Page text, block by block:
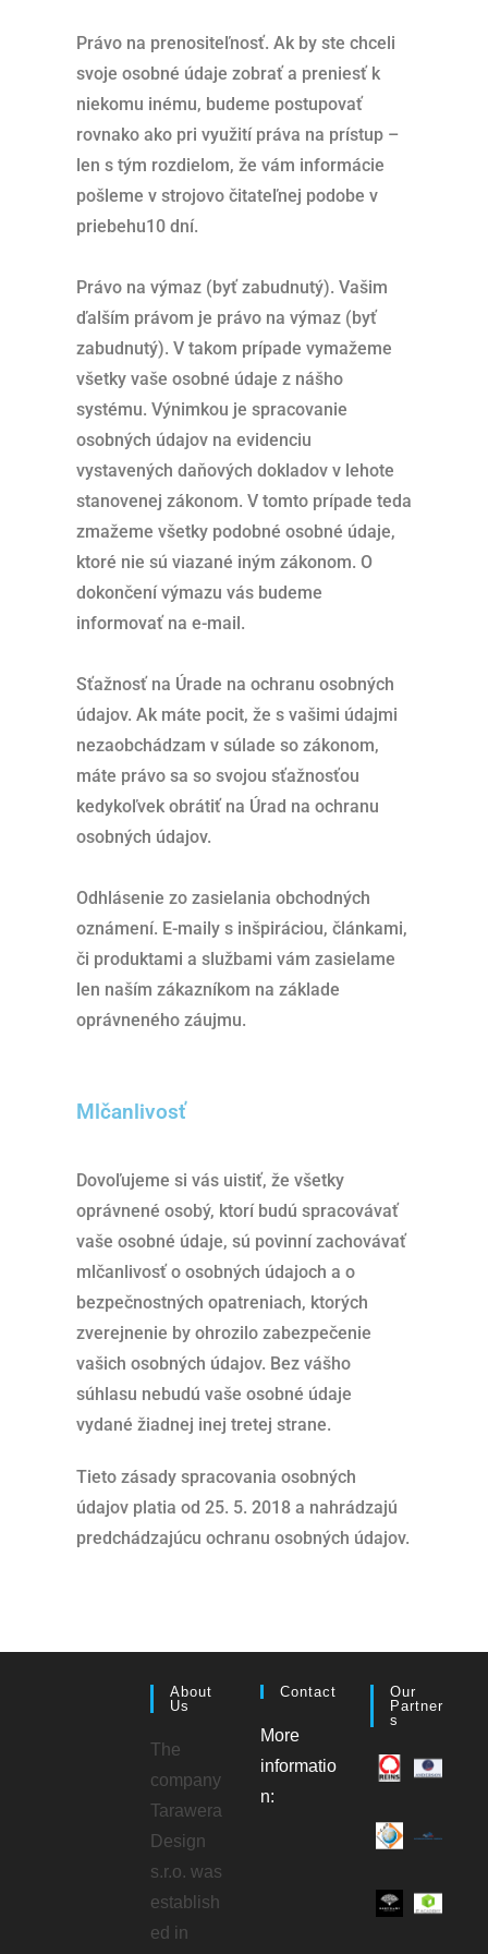
Právo na prenositeľnosť. Ak by ste chceli
svoje osobné údaje zobrať a preniesť k
niekomu inému, budeme postupovať
rovnako ako pri využití práva na prístup –
len s tým rozdielom, že vám informácie
pošleme v strojovo čitateľnej podobe v
priebehu10 dní.
Právo na výmaz (byť zabudnutý). Vašim
ďalším právom je právo na výmaz (byť
zabudnutý). V takom prípade vymažeme
všetky vaše osobné údaje z nášho
systému. Výnimkou je spracovanie
osobných údajov na evidenciu
vystavených daňových dokladov v lehote
stanovenej zákonom. V tomto prípade teda
zmažeme všetky podobné osobné údaje,
ktoré nie sú viazané iným zákonom. O
dokončení výmazu vás budeme
informovať na e-mail.
Sťažnosť na Úrade na ochranu osobných
údajov. Ak máte pocit, že s vašimi údajmi
nezaobchádzam v súlade so zákonom,
máte právo sa so svojou sťažnosťou
kedykoľvek obrátiť na Úrad na ochranu
osobných údajov.
Odhlásenie zo zasielania obchodných
oznámení. E-maily s inšpiráciou, článkami,
či produktami a službami vám zasielame
len naším zákazníkom na základe
oprávneného záujmu.
Mlčanlivosť
Dovoľujeme si vás uistiť, že všetky
oprávnené osobý, ktorí budú spracovávať
vaše osobné údaje, sú povinní zachovávať
mlčanlivosť o osobných údajoch a o
bezpečnostných opatreniach, ktorých
zverejnenie by ohrozilo zabezpečenie
vašich osobných údajov. Bez vášho
súhlasu nebudú vaše osobné údaje
vydané žiadnej inej tretej strane.
Tieto zásady spracovania osobných
údajov platia od 25. 5. 2018 a nahrádzajú
predchádzajúcu ochranu osobných údajov.
About
Us
The
company
Tarawera
Design
s.r.o. was
establish
ed in
Contact
More
informatio
n:
Our
Partner
S